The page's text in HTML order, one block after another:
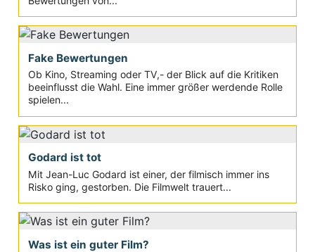
Fake Bewertungen
Ob Kino, Streaming oder TV,- der Blick auf die Kritiken
beeinflusst die Wahl. Eine immer größer werdende Rolle
spielen...
Godard ist tot
Mit Jean-Luc Godard ist einer, der filmisch immer ins
Risko ging, gestorben. Die Filmwelt trauert...
Was ist ein guter Film?